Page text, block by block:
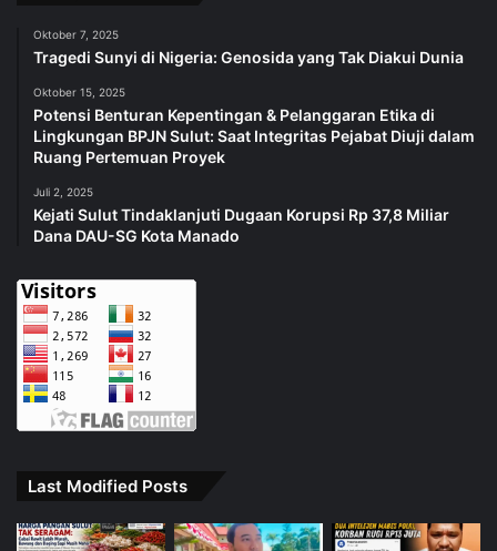
Oktober 7, 2025
Tragedi Sunyi di Nigeria: Genosida yang Tak Diakui Dunia
Oktober 15, 2025
Potensi Benturan Kepentingan & Pelanggaran Etika di
Lingkungan BPJN Sulut: Saat Integritas Pejabat Diuji dalam
Ruang Pertemuan Proyek
Juli 2, 2025
Kejati Sulut Tindaklanjuti Dugaan Korupsi Rp 37,8 Miliar
Dana DAU-SG Kota Manado
Last Modified Posts